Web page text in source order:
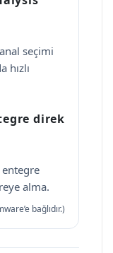
seçimi
hızlı
direk
alma.
bağlıdır.)